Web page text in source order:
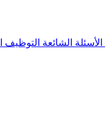
الأسئلة الشائعة التوظيف